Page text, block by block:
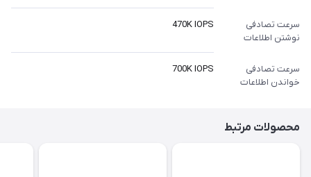
سرعت تصادفی
نوشتن اطلاعات
470K IOPS
سرعت تصادفی
خواندن اطلاعات
700K IOPS
محصولات مرتبط